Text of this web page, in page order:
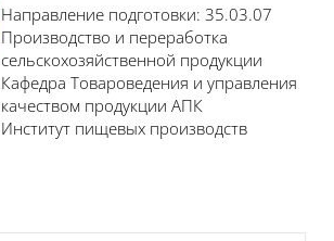
Направление подготовки: 35.03.07
Производство и переработка
сельскохозяйственной продукции
Кафедра Товароведения и управления
качеством продукции АПК
Институт пищевых производств